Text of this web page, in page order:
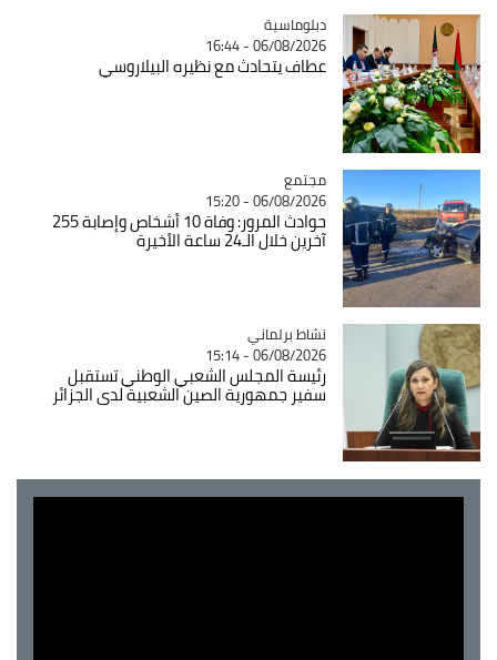
Catégorie
دبلوماسية
06/08/2026 - 16:44
عطاف يتحادث مع نظيره البيلاروسي
Catégorie
مجتمع
06/08/2026 - 15:20
حوادث المرور: وفاة 10 أشخاص وإصابة 255
آخرين خلال الـ24 ساعة الأخيرة
Catégorie
نشاط برلماني
06/08/2026 - 15:14
رئيسة المجلس الشعبي الوطني تستقبل
سفير جمهورية الصين الشعبية لدى الجزائر